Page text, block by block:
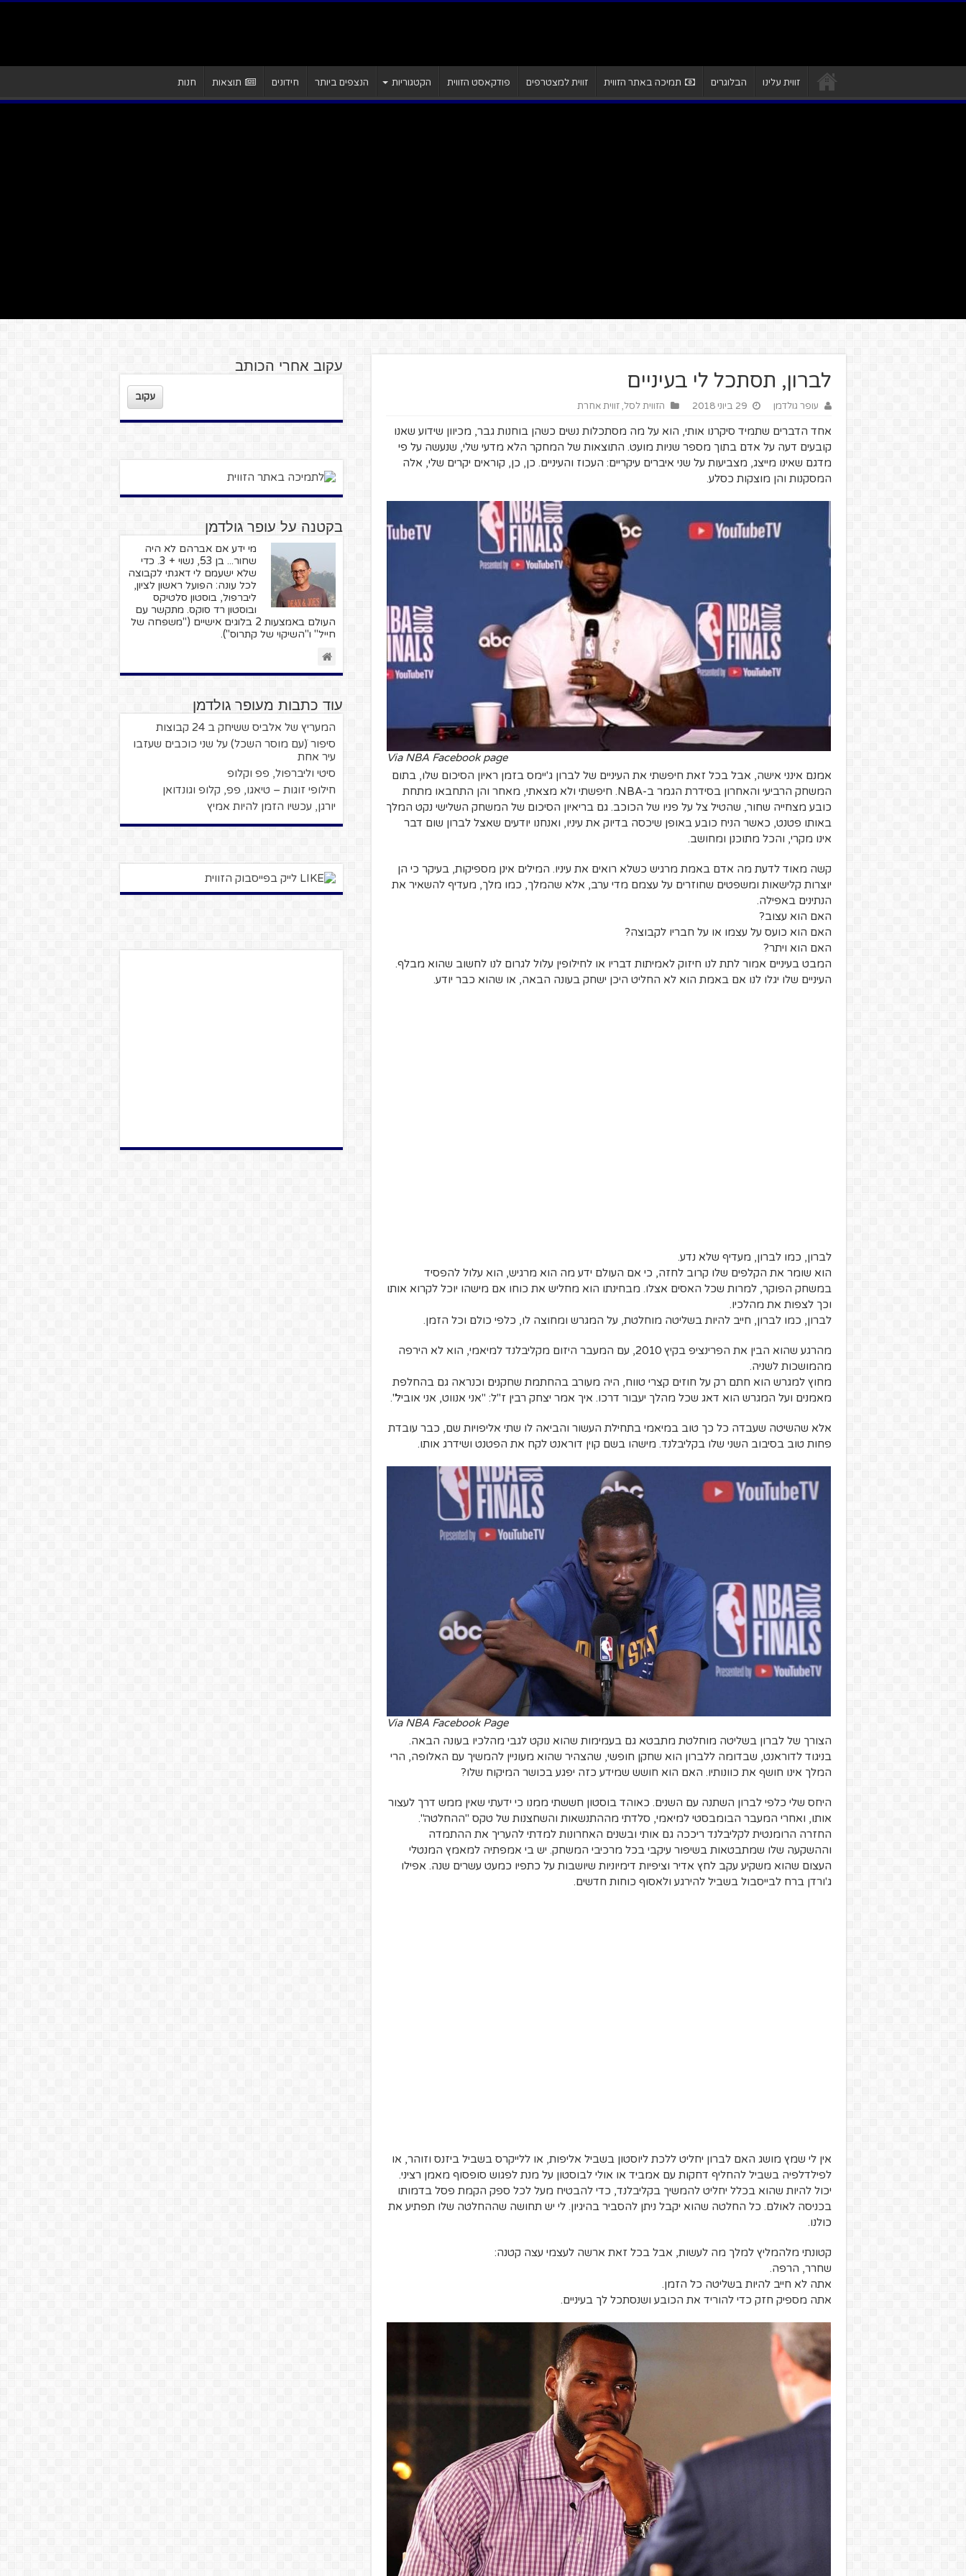
זווית עלינו הבלוגרים תמיכה באתר הזווית זווית למצטרפים פודקאסט הזווית הקטגוריות הנצפים ביותר חידונים תוצאות חנות
לברון, תסתכל לי בעיניים
עופר גולדמן 29 ביוני 2018 הזווית לסל,זווית אחרת
אחד הדברים שתמיד סיקרנו אותי, הוא על מה מסתכלות נשים כשהן בוחנות גבר, מכיוון שידוע שאנו
קובעים דעה על אדם בתוך מספר שניות מועט. התוצאות של המחקר הלא מדעי שלי, שנעשה על פי
מדגם שאינו מייצג, מצביעות על שני איברים עיקריים: העכוז והעיניים. כן, כן, קוראים יקרים שלי, אלה
המסקנות והן מוצקות כסלע.
Via NBA Facebook page
אמנם אינני אישה, אבל בכל זאת חיפשתי את העיניים של לברון ג'יימס בזמן ראיון הסיכום שלו, בתום
המשחק הרביעי והאחרון בסידרת הגמר ב-NBA. חיפשתי ולא מצאתי, מאחר והן התחבאו מתחת
כובע מצחייה שחור, שהטיל צל על פניו של הכוכב. גם בריאיון הסיכום של המשחק השלישי נקט המלך
באותו פטנט, כאשר הניח כובע באופן שיכסה בדיוק את עיניו, ואנחנו יודעים שאצל לברון שום דבר
אינו מקרי, והכל מתוכנן ומחושב.
קשה מאוד לדעת מה אדם באמת מרגיש כשלא רואים את עיניו. המילים אינן מספיקות, בעיקר כי הן
יוצרות קלישאות ומשפטים שחוזרים על עצמם מדי ערב, אלא שהמלך, כמו מלך, מעדיף להשאיר את
הנתינים באפילה.
האם הוא עצוב?
האם הוא כועס על עצמו או על חבריו לקבוצה?
האם הוא ויתר?
המבט בעיניים אמור לתת לנו חיזוק לאמיתות דבריו או לחילופין עלול לגרום לנו לחשוב שהוא מבלף.
העיניים שלו יגלו לנו אם באמת הוא לא החליט היכן ישחק בעונה הבאה, או שהוא כבר יודע.
לברון, כמו לברון, מעדיף שלא נדע.
הוא שומר את הקלפים שלו קרוב לחזה, כי אם העולם ידע מה הוא מרגיש, הוא עלול להפסיד
במשחק הפוקר, למרות שכל האסים אצלו. מבחינתו הוא מחליש את כוחו אם מישהו יוכל לקרוא אותו
וכך לצפות את מהלכיו.
לברון, כמו לברון, חייב להיות בשליטה מוחלטת, על המגרש ומחוצה לו, כלפי כולם וכל הזמן.
מהרגע שהוא הבין את הפרינציפ בקיץ 2010, עם המעבר היזום מקליבלנד למיאמי, הוא לא הירפה
מהמושכות לשניה.
מחוץ למגרש הוא חתם רק על חוזים קצרי טווח, היה מעורב בהחתמת שחקנים וכנראה גם בהחלפת
מאמנים ועל המגרש הוא דאג שכל מהלך יעבור דרכו. איך אמר יצחק רבין ז"ל: "אני אנווט, אני אוביל".
אלא שהשיטה שעבדה כל כך טוב במיאמי בתחילת העשור והביאה לו שתי אליפויות שם, כבר עובדת
פחות טוב בסיבוב השני שלו בקליבלנד. מישהו בשם קוין דוראנט לקח את הפטנט ושידרג אותו.
Via NBA Facebook Page
הצורך של לברון בשליטה מוחלטת מתבטא גם בעמימות שהוא נוקט לגבי מהלכיו בעונה הבאה.
בניגוד לדוראנט, שבדומה ללברון הוא שחקן חופשי, שהצהיר שהוא מעוניין להמשיך עם האלופה, הרי
המלך אינו חושף את כוונותיו. האם הוא חושש שמידע כזה יפגע בכושר המיקוח שלו?
היחס שלי כלפי לברון השתנה עם השנים. כאוהד בוסטון חששתי ממנו כי ידעתי שאין ממש דרך לעצור
אותו, ואחרי המעבר הבומבסטי למיאמי, סלדתי מההתנשאות והשחצנות של טקס "ההחלטה".
החזרה הרומנטית לקליבלנד ריככה גם אותי ובשנים האחרונות למדתי להעריך את ההתמדה
וההשקעה שלו שמתבטאות בשיפור עיקבי בכל מרכיבי המשחק. יש בי אמפתיה למאמץ המנטלי
העצום שהוא משקיע עקב לחץ אדיר וציפיות דימיוניות שיושבות על כתפיו כמעט עשרים שנה. אפילו
ג'ורדן ברח לבייסבול בשביל להירגע ולאסוף כוחות חדשים.
אין לי שמץ מושג האם לברון יחליט ללכת ליוסטון בשביל אליפות, או ללייקרס בשביל ביזנס וזוהר, או
לפילדלפיה בשביל להחליף דחקות עם אמביד או אולי לבוסטון על מנת לפגוש סופסוף מאמן רציני.
יכול להיות שהוא בכלל יחליט להמשיך בקליבלנד, כדי להבטיח מעל לכל ספק הקמת פסל בדמותו
בכניסה לאולם. כל החלטה שהוא יקבל ניתן להסביר בהיגיון. לי יש תחושה שההחלטה שלו תפתיע את
כולנו.
קטונתי מלהמליץ למלך מה לעשות, אבל בכל זאת ארשה לעצמי עצה קטנה:
שחרר, הרפה.
אתה לא חייב להיות בשליטה כל הזמן.
אתה מספיק חזק כדי להוריד את הכובע ושנסתכל לך בעיניים.
עקוב אחרי הכותב
עקוב
בקטנה על עופר גולדמן
מי ידע אם אברהם לא היה
שחור... בן 53, נשוי + 3. כדי
שלא ישעמם לי דאגתי לקבוצה
לכל עונה: הפועל ראשון לציון,
ליברפול, בוסטון סלטיקס
ובוסטון רד סוקס. מתקשר עם
העולם באמצעות 2 בלוגים אישיים ("משפחה של
חייל" ו"השיקוי של קתרוס").
עוד כתבות מעופר גולדמן
המעריץ של אלביס ששיחק ב 24 קבוצות
סיפור ׁ(עם מוסר השכל) על שני כוכבים שעזבו
עיר אחת
סיטי וליברפול, פפ וקלופ
חילופי זוגות – טיאגו, פפ, קלופ וגונדואן
יורגן, עכשיו הזמן להיות אמיץ